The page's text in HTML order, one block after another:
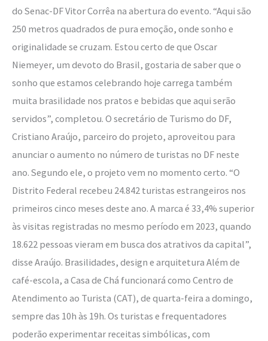
do Senac-DF Vitor Corrêa na abertura do evento. “Aqui são
250 metros quadrados de pura emoção, onde sonho e
originalidade se cruzam. Estou certo de que Oscar
Niemeyer, um devoto do Brasil, gostaria de saber que o
sonho que estamos celebrando hoje carrega também
muita brasilidade nos pratos e bebidas que aqui serão
servidos”, completou. O secretário de Turismo do DF,
Cristiano Araújo, parceiro do projeto, aproveitou para
anunciar o aumento no número de turistas no DF neste
ano. Segundo ele, o projeto vem no momento certo. “O
Distrito Federal recebeu 24.842 turistas estrangeiros nos
primeiros cinco meses deste ano. A marca é 33,4% superior
às visitas registradas no mesmo período em 2023, quando
18.622 pessoas vieram em busca dos atrativos da capital”,
disse Araújo. Brasilidades, design e arquitetura Além de
café-escola, a Casa de Chá funcionará como Centro de
Atendimento ao Turista (CAT), de quarta-feira a domingo,
sempre das 10h às 19h. Os turistas e frequentadores
poderão experimentar receitas simbólicas, com